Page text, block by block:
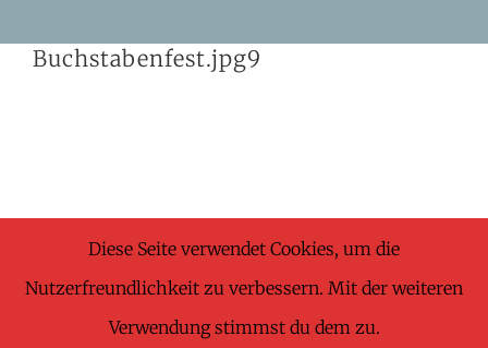
Buchstabenfest.jpg9
Mail
Diese Seite verwendet Cookies, um die
Nutzerfreundlichkeit zu verbessern. Mit der weiteren
Verwendung stimmst du dem zu.